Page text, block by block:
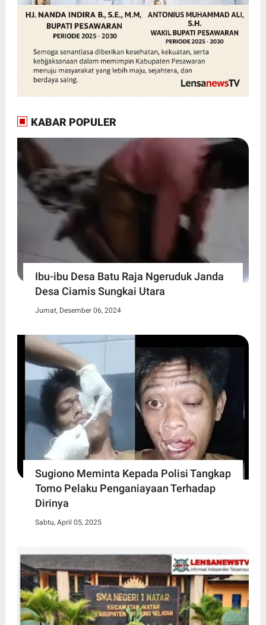
KABAR POPULER
Ibu-ibu Desa Batu Raja Ngeruduk Janda
Desa Ciamis Sungkai Utara
Jumat, Desember 06, 2024
Sugiono Meminta Kepada Polisi Tangkap
Tomo Pelaku Penganiayaan Terhadap
Dirinya
Sabtu, April 05, 2025